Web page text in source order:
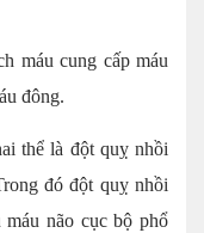
máu cung cấp máu
đông.
thể là đột quỵ nhồi
đó đột quỵ nhồi
não cục bộ phổ